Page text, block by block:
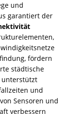
und
garantiert der
fördern
städtische
unterstützt
und
Sensoren und
verbessern